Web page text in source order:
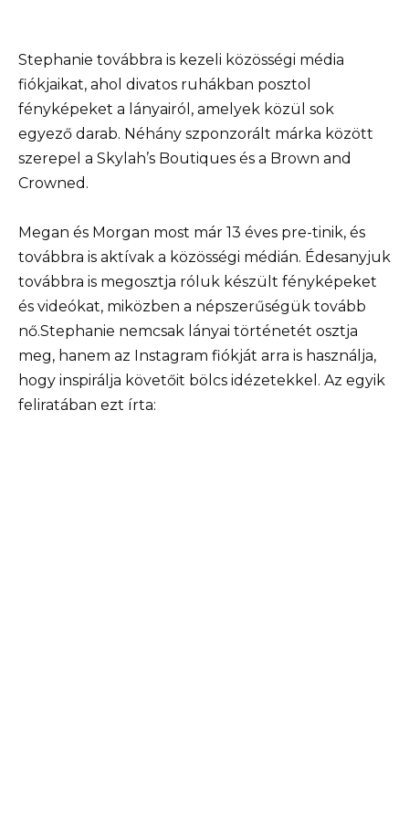
Stephanie továbbra is kezeli közösségi média
fiókjaikat, ahol divatos ruhákban posztol
fényképeket a lányairól, amelyek közül sok
egyező darab. Néhány szponzorált márka között
szerepel a Skylah’s Boutiques és a Brown and
Crowned.
Megan és Morgan most már 13 éves pre-tinik, és
továbbra is aktívak a közösségi médián. Édesanyjuk
továbbra is megosztja róluk készült fényképeket
és videókat, miközben a népszerűségük tovább
nő.Stephanie nemcsak lányai történetét osztja
meg, hanem az Instagram fiókját arra is használja,
hogy inspirálja követőit bölcs idézetekkel. Az egyik
feliratában ezt írta: